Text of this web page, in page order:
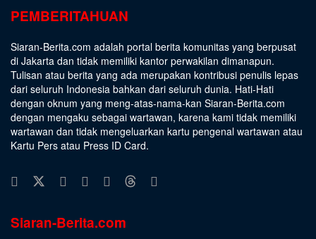
PEMBERITAHUAN
Siaran-Berita.com adalah portal berita komunitas yang berpusat
di Jakarta dan tidak memiliki kantor perwakilan dimanapun.
Tulisan atau berita yang ada merupakan kontribusi penulis lepas
dari seluruh Indonesia bahkan dari seluruh dunia. Hati-Hati
dengan oknum yang meng-atas-nama-kan Siaran-Berita.com
dengan mengaku sebagai wartawan, karena kami tidak memiliki
wartawan dan tidak mengeluarkan kartu pengenal wartawan atau
Kartu Pers atau Press ID Card.
Siaran-Berita.com